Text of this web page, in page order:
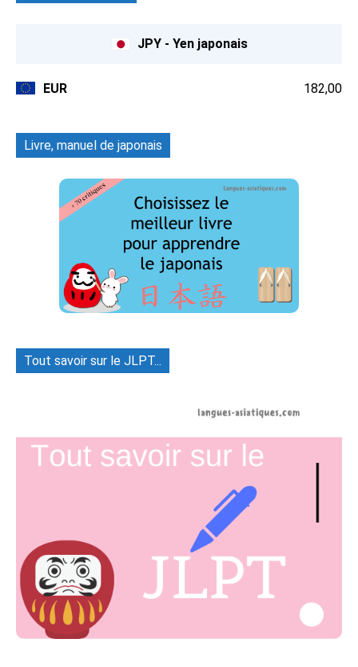
JPY - Yen japonais
EUR 182,00
Livre, manuel de japonais
Tout savoir sur le JLPT...